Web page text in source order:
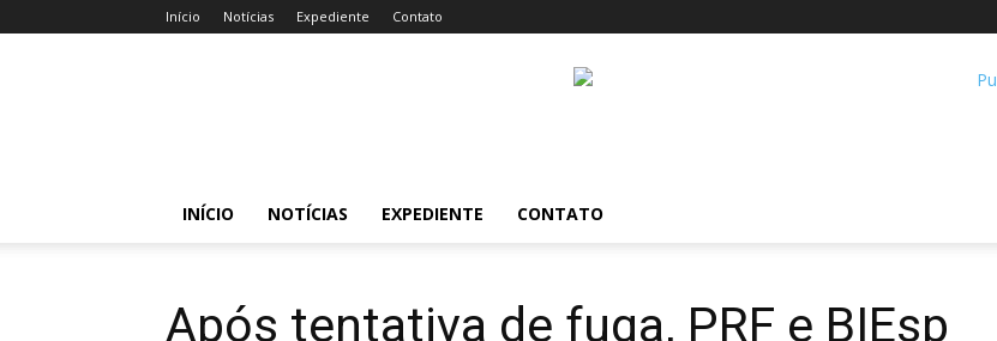
Início Notícias Expediente Contato
INÍCIO NOTÍCIAS EXPEDIENTE CONTATO
Após tentativa de fuga, PRF e BIEsp